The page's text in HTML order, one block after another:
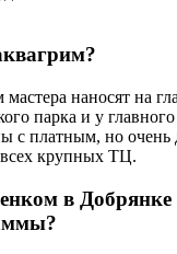
наносят на
парка и у главного
с платным, но очень
крупных ТЦ.
в Добрянке